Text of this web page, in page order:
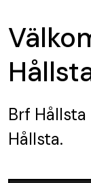
Brf Hållsta
Hållsta.